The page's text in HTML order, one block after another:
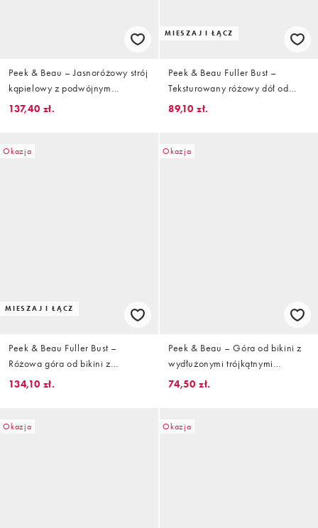
Peek & Beau – Jasnoróżowy strój
kąpielowy z podwójnym
falowanym brzegiem
137,40 zł.
MIESZAJ I ŁĄCZ
Peek & Beau Fuller Bust –
Teksturowany różowy dół od
bikini z podwyższonym stanem i
89,10 zł.
Okazja
MIESZAJ I ŁĄCZ
Peek & Beau Fuller Bust –
Różowa góra od bikini z
trójkątnymi miseczkami z
134,10 zł.
Okazja
Peek & Beau – Góra od bikini z
wydłużonymi trójkątnymi
miseczkami w niebieskie paski z
74,50 zł.
Okazja Okazja